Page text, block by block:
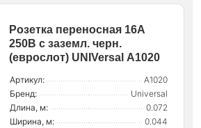
Розетка переносная 16А
250В с заземл. черн.
(еврослот) UNIVersal А1020
Артикул:
А1020
Бренд:
Universal
Длина, м:
0.072
Ширина, м:
0.044